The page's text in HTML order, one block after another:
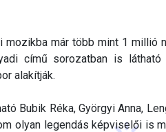
már több mint 1 millió
című sorozatban is
alakítják.
Bubik Réka, Györgyi Anna,
olyan legendás képviselői is